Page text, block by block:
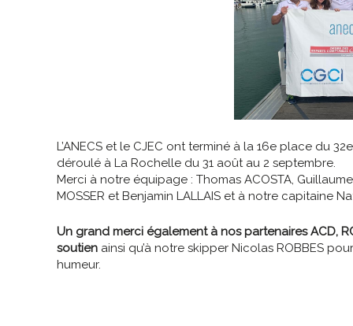
L’ANECS et le CJEC ont terminé à la 16e place du
déroulé à La Rochelle du 31 août au 2 septembre.
Merci à notre équipage : Thomas ACOSTA,
MOSSER et Benjamin LALLAIS et à notre capitaine
Un grand merci également à nos partenaires ACD,
soutien ainsi qu’à notre skipper Nicolas ROBBES
humeur.